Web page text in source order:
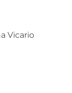
Vicario